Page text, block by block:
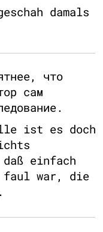
damals
что
сам
ist es doch
einfach
faul war, die